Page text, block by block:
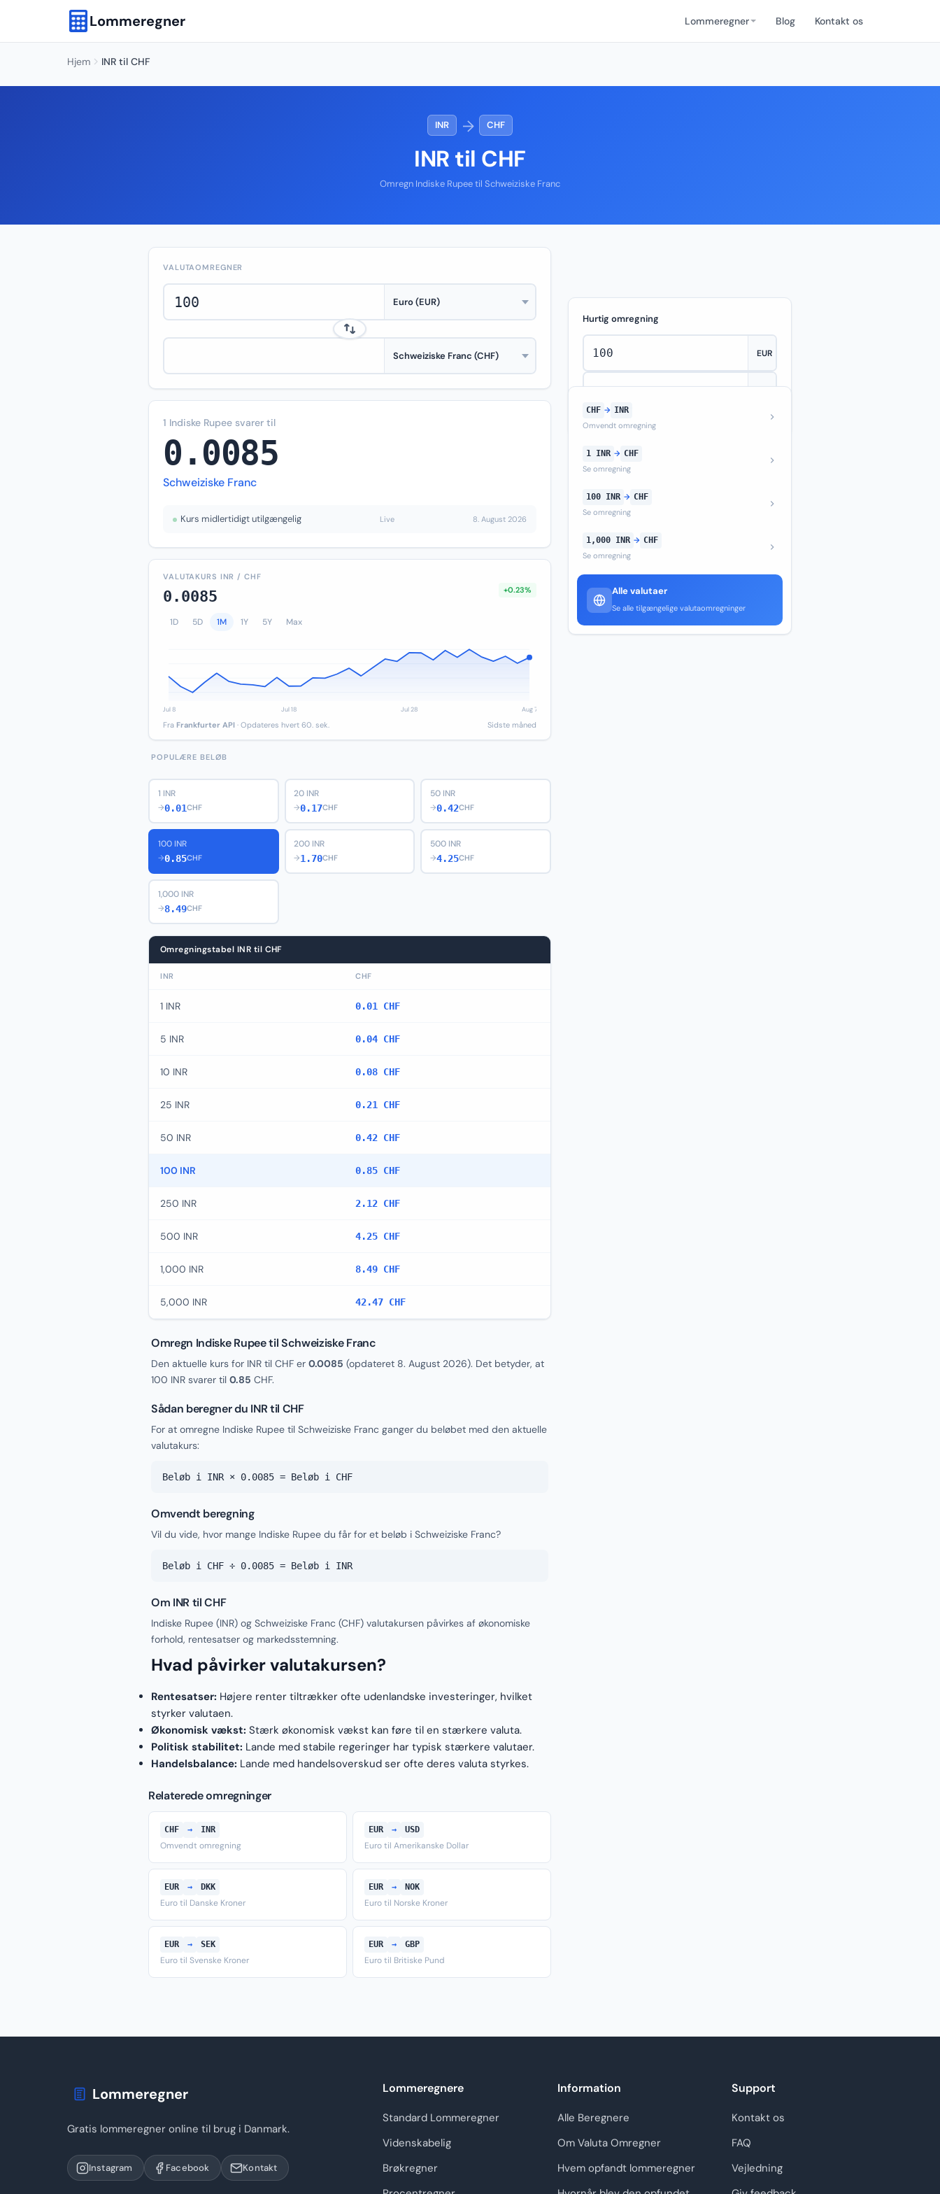
Lommeregner Lommeregner Blog Kontakt os
Hjem INR til CHF
INR → CHF
INR til CHF
Omregn Indiske Rupee til Schweiziske Franc
VALUTAOMREGNER
1 Indiske Rupee svarer til
0.0085
Schweiziske Franc
Kurs midlertidigt utilgængelig Live 8. August 2026
VALUTAKURS INR / CHF
0.0085 +0.23%
1D 5D 1M 1Y 5Y Max
Fra Frankfurter API · Opdateres hvert 60. sek. Sidste måned
POPULÆRE BELØB
1 INR
→0.01CHF
20 INR
→0.17CHF
50 INR
→0.42CHF
100 INR
→0.85CHF
200 INR
→1.70CHF
500 INR
→4.25CHF
1,000 INR
→8.49CHF
Omregningstabel INR til CHF
INR CHF
1 INR 0.01 CHF
5 INR 0.04 CHF
10 INR 0.08 CHF
25 INR 0.21 CHF
50 INR 0.42 CHF
100 INR 0.85 CHF
250 INR 2.12 CHF
500 INR 4.25 CHF
1,000 INR 8.49 CHF
5,000 INR 42.47 CHF
Omregn Indiske Rupee til Schweiziske Franc
Den aktuelle kurs for INR til CHF er 0.0085 (opdateret 8. August 2026). Det betyder, at
100 INR svarer til 0.85 CHF.
Sådan beregner du INR til CHF
For at omregne Indiske Rupee til Schweiziske Franc ganger du beløbet med den aktuelle
valutakurs:
Beløb i INR × 0.0085 = Beløb i CHF
Omvendt beregning
Vil du vide, hvor mange Indiske Rupee du får for et beløb i Schweiziske Franc?
Beløb i CHF ÷ 0.0085 = Beløb i INR
Om INR til CHF
Indiske Rupee (INR) og Schweiziske Franc (CHF) valutakursen påvirkes af økonomiske
forhold, rentesatser og markedsstemning.
Hvad påvirker valutakursen?
Rentesatser: Højere renter tiltrækker ofte udenlandske investeringer, hvilket
styrker valutaen.
Økonomisk vækst: Stærk økonomisk vækst kan føre til en stærkere valuta.
Politisk stabilitet: Lande med stabile regeringer har typisk stærkere valutaer.
Handelsbalance: Lande med handelsoverskud ser ofte deres valuta styrkes.
Relaterede omregninger
CHF → INR
Omvendt omregning
EUR → USD
Euro til Amerikanske Dollar
EUR → DKK
Euro til Danske Kroner
EUR → NOK
Euro til Norske Kroner
EUR → SEK
Euro til Svenske Kroner
EUR → GBP
Euro til Britiske Pund
Hurtig omregning
CHF → INR
Omvendt omregning
1 INR → CHF
Se omregning
100 INR → CHF
Se omregning
1,000 INR → CHF
Se omregning
Alle valutaer
Se alle tilgængelige valutaomregninger
Lommeregner
Gratis lommeregner online til brug i Danmark.
Instagram Facebook Kontakt
Lommeregnere
Standard Lommeregner
Videnskabelig
Brøkregner
Information
Alle Beregnere
Om Valuta Omregner
Hvem opfandt lommeregner
Support
Kontakt os
FAQ
Vejledning